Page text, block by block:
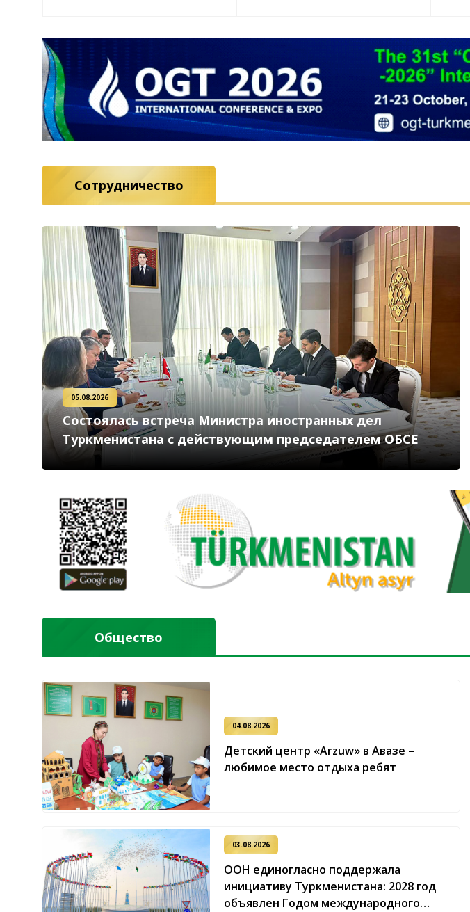
Сотрудничество
05.08.2026
Состоялась встреча Министра иностранных дел
Туркменистана с действующим председателем ОБСЕ
Общество
04.08.2026
Детский центр «Arzuw» в Авазе –
любимое место отдыха ребят
03.08.2026
ООН единогласно поддержала
инициативу Туркменистана: 2028 год
объявлен Годом международного